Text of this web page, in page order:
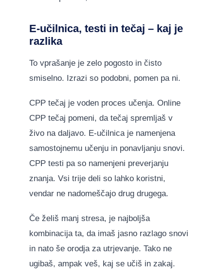
E-učilnica, testi in tečaj – kaj je
razlika
To vprašanje je zelo pogosto in čisto
smiselno. Izrazi so podobni, pomen pa ni.
CPP tečaj je voden proces učenja. Online
CPP tečaj pomeni, da tečaj spremljaš v
živo na daljavo. E-učilnica je namenjena
samostojnemu učenju in ponavljanju snovi.
CPP testi pa so namenjeni preverjanju
znanja. Vsi trije deli so lahko koristni,
vendar ne nadomeščajo drug drugega.
Če želiš manj stresa, je najboljša
kombinacija ta, da imaš jasno razlago snovi
in nato še orodja za utrjevanje. Tako ne
ugibaš, ampak veš, kaj se učiš in zakaj.